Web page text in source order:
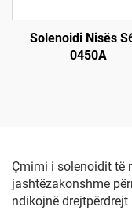
Solenoidi Nisës
0450A
Çmimi i solenoidit të
jashtëzakonshme
ndikojnë